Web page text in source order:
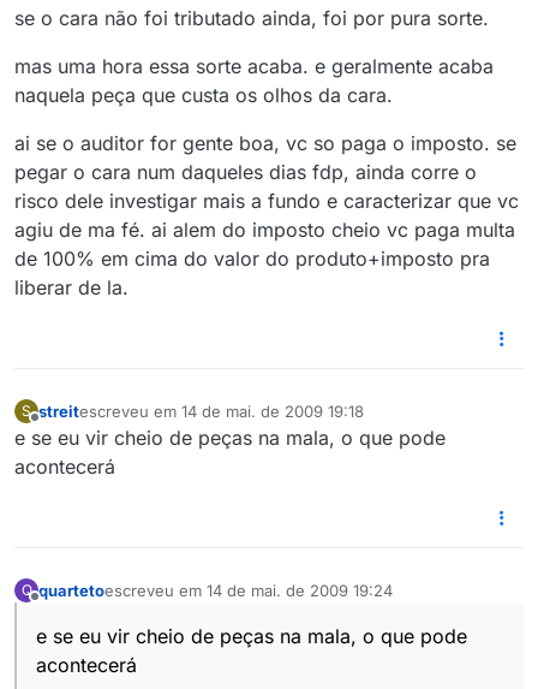
se o cara não foi tributado ainda, foi por pura sorte.
mas uma hora essa sorte acaba. e geralmente acaba
naquela peça que custa os olhos da cara.
ai se o auditor for gente boa, vc so paga o imposto. se
pegar o cara num daqueles dias fdp, ainda corre o
risco dele investigar mais a fundo e caracterizar que vc
agiu de ma fé. ai alem do imposto cheio vc paga multa
de 100% em cima do valor do produto+imposto pra
liberar de la.
S streitescreveu em 14 de mai. de 2009 19:18
última edição por
e se eu vir cheio de peças na mala, o que pode
acontecerá
Q quartetoescreveu em 14 de mai. de 2009 19:24
última edição por
e se eu vir cheio de peças na mala, o que pode
acontecerá